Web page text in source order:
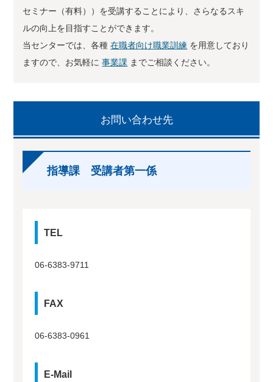
セミナー（有料））を受講することにより、さらなるスキ
ルの向上を目指すことができます。
当センターでは、各種 在職者向け職業訓練 を用意しており
ますので、お気軽に 事業課 までご相談ください。
お問い合わせ先
指導課 受講者第一係
TEL
06-6383-9711
FAX
06-6383-0961
E-Mail